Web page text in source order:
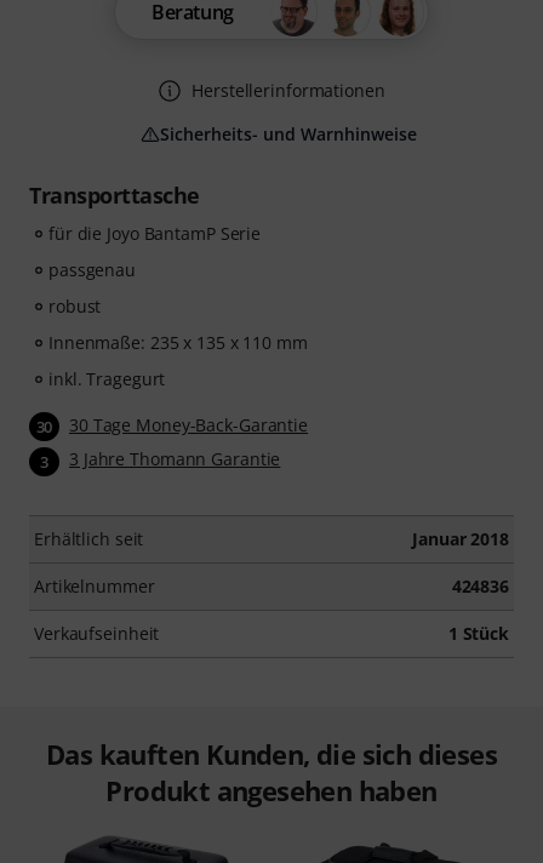
Transporttasche
für die Joyo BantamP Serie
passgenau
robust
Innenmaße: 235 x 135 x 110 mm
inkl. Tragegurt
30 30 Tage Money-Back-Garantie
3 3 Jahre Thomann Garantie
Erhältlich seit Januar 2018
Artikelnummer 424836
Verkaufseinheit 1 Stück
Beratung
Herstellerinformationen
Sicherheits- und Warnhinweise
Das kauften Kunden, die sich dieses
Produkt angesehen haben